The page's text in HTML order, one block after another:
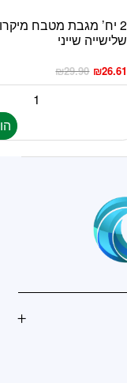
2 יח’ מגבת מטבח
שלישייה שייני
₪29.90 ₪26.61